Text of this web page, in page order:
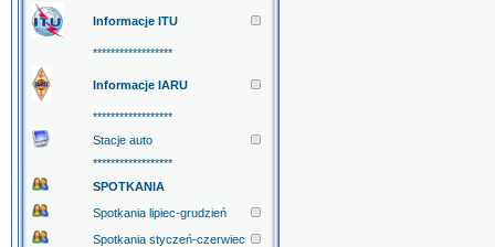
Informacje ITU
******************
Informacje IARU
******************
Stacje auto
******************
SPOTKANIA
Spotkania lipiec-grudzień
Spotkania styczeń-czerwiec